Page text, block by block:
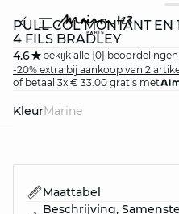
PULL COL MONTANT EN
4 FILS BRADLEY
4.6
bekijk alle {0} beoordelingen
-20% extra bij aankoop van 2
of betaal 3x € 33.00 gratis met
Kleur marine
Maattabel
Beschrijving,